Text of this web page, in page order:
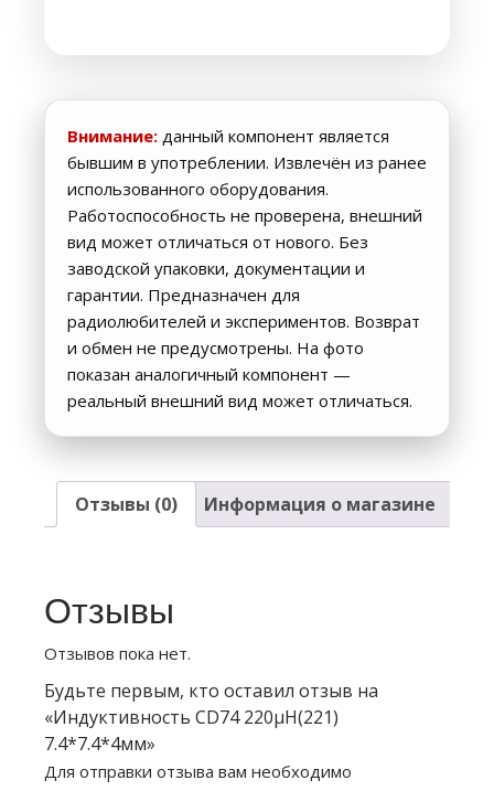
Внимание: данный компонент является
бывшим в употреблении. Извлечён из ранее
использованного оборудования.
Работоспособность не проверена, внешний
вид может отличаться от нового. Без
заводской упаковки, документации и
гарантии. Предназначен для
радиолюбителей и экспериментов. Возврат
и обмен не предусмотрены. На фото
показан аналогичный компонент —
реальный внешний вид может отличаться.
Отзывы (0) Информация о магазине
Отзывы
Отзывов пока нет.
Будьте первым, кто оставил отзыв на
«Индуктивность CD74 220µH(221)
7.4*7.4*4мм»
Для отправки отзыва вам необходимо